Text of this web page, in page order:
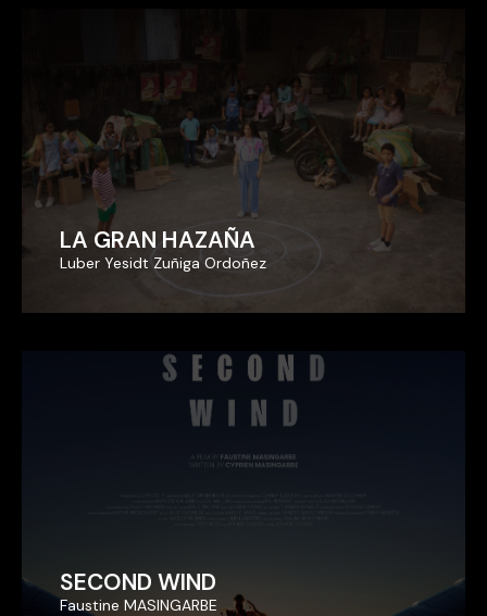
LA GRAN HAZAÑA
Luber Yesidt Zuñiga Ordoñez
LA GRAN HAZAÑA
Luber Yesidt Zuñiga Ordoñez
SECOND WIND
Faustine MASINGARBE
SECOND WIND
Faustine MASINGARBE